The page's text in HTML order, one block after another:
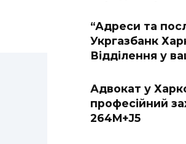
“Адреси та
Укргазбанк
Відділення у
Адвокат у
професійний
264M+J5